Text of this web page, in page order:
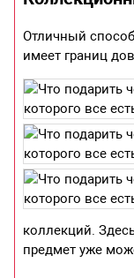
Отличный
имеет границ
коллекций.
предмет уже